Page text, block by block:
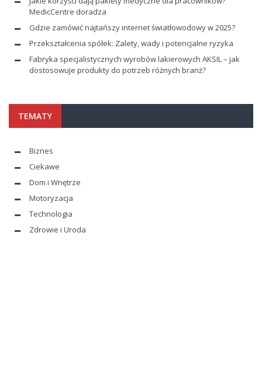
MedicCentre doradza
Gdzie zamówić najtańszy internet światłowodowy w 2025?
Przekształcenia spółek: Zalety, wady i potencjalne ryzyka
Fabryka specjalistycznych wyrobów lakierowych AKSIL – jak
dostosowuje produkty do potrzeb różnych branż?
TEMATY
Biznes
Ciekawe
Dom i Wnętrze
Motoryzacja
Technologia
Zdrowie i Uroda